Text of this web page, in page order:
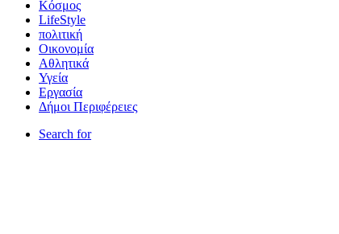
Κόσμος
LifeStyle
πολιτική
Οικονομία
Αθλητικά
Υγεία
Εργασία
Δήμοι Περιφέρειες
Search for